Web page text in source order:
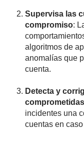
Supervisa las
compromiso:
algoritmos de
anomalías que
cuenta.
Detecta y
incidentes una
cuentas en